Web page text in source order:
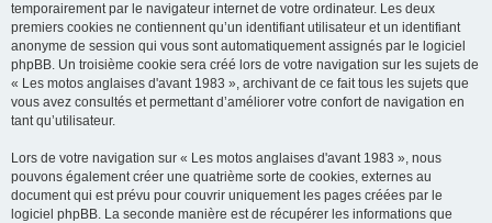
temporairement par le navigateur internet de votre ordinateur. Les deux
premiers cookies ne contiennent qu’un identifiant utilisateur et un identifiant
anonyme de session qui vous sont automatiquement assignés par le logiciel
phpBB. Un troisième cookie sera créé lors de votre navigation sur les sujets de
« Les motos anglaises d'avant 1983 », archivant de ce fait tous les sujets que
vous avez consultés et permettant d’améliorer votre confort de navigation en
tant qu’utilisateur.
Lors de votre navigation sur « Les motos anglaises d'avant 1983 », nous
pouvons également créer une quatrième sorte de cookies, externes au
document qui est prévu pour couvrir uniquement les pages créées par le
logiciel phpBB. La seconde manière est de récupérer les informations que